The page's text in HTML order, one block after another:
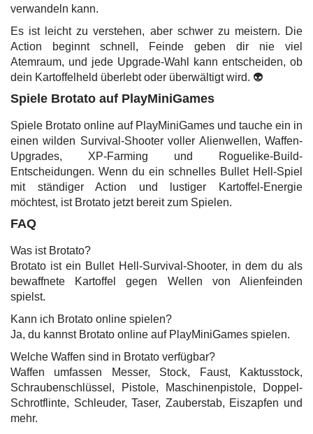
verwandeln kann.
Es ist leicht zu verstehen, aber schwer zu meistern. Die
Action beginnt schnell, Feinde geben dir nie viel
Atemraum, und jede Upgrade-Wahl kann entscheiden, ob
dein Kartoffelheld überlebt oder überwältigt wird. 👽
Spiele Brotato auf PlayMiniGames
Spiele Brotato online auf PlayMiniGames und tauche ein in
einen wilden Survival-Shooter voller Alienwellen, Waffen-
Upgrades, XP-Farming und Roguelike-Build-
Entscheidungen. Wenn du ein schnelles Bullet Hell-Spiel
mit ständiger Action und lustiger Kartoffel-Energie
möchtest, ist Brotato jetzt bereit zum Spielen.
FAQ
Was ist Brotato?
Brotato ist ein Bullet Hell-Survival-Shooter, in dem du als
bewaffnete Kartoffel gegen Wellen von Alienfeinden
spielst.
Kann ich Brotato online spielen?
Ja, du kannst Brotato online auf PlayMiniGames spielen.
Welche Waffen sind in Brotato verfügbar?
Waffen umfassen Messer, Stock, Faust, Kaktusstock,
Schraubenschlüssel, Pistole, Maschinenpistole, Doppel-
Schrotflinte, Schleuder, Taser, Zauberstab, Eiszapfen und
mehr.